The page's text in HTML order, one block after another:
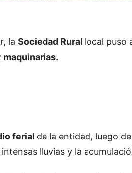
la Sociedad Rural local puso
maquinarias.
ferial de la entidad, luego
lluvias y la